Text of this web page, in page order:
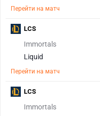
Перейти на матч
Immortals
Liquid
Перейти на матч
LCS
Immortals
LCS